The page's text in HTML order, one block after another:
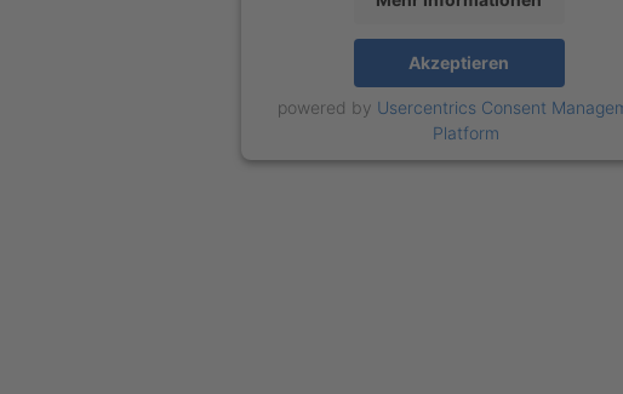
Akzeptieren
powered by Usercentrics Consent
Platform